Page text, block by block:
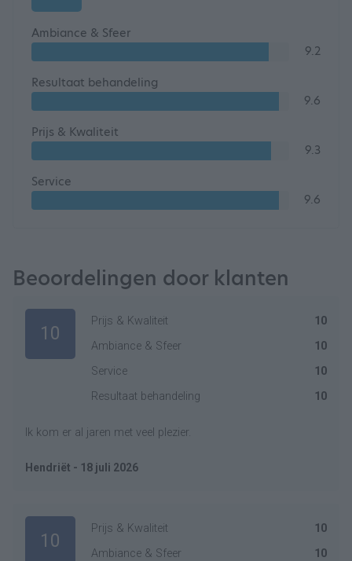
Ambiance & Sfeer
9.2
Resultaat behandeling
9.6
Prijs & Kwaliteit
9.3
Service
9.6
Beoordelingen door klanten
10
Prijs & Kwaliteit
10
Ambiance & Sfeer
10
Service
10
Resultaat behandeling
10
Ik kom er al jaren met veel plezier.
Hendriët - 18 juli 2026
10
Prijs & Kwaliteit
10
Ambiance & Sfeer
10